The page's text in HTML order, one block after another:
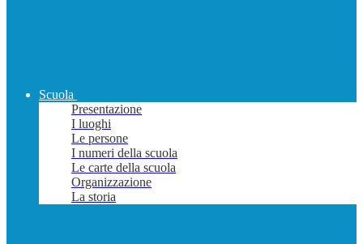
Scuola
Presentazione
I luoghi
Le persone
I numeri della scuola
Le carte della scuola
Organizzazione
La storia